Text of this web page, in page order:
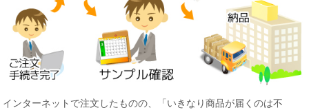
インターネットで注文したものの、「いきなり商品が届くのは不